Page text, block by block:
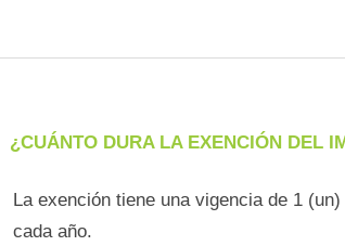
Santiago
del
Estero
¿CUÁNTO DURA LA EXENCIÓN DEL
La exención tiene una vigencia de 1
cada año.